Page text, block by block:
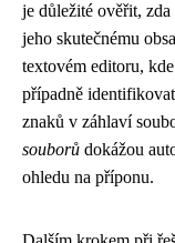
je důležité ověřit,
jeho skutečnému
textovém editoru,
případně
znaků v záhlaví
souborů dokážou
ohledu na příponu.